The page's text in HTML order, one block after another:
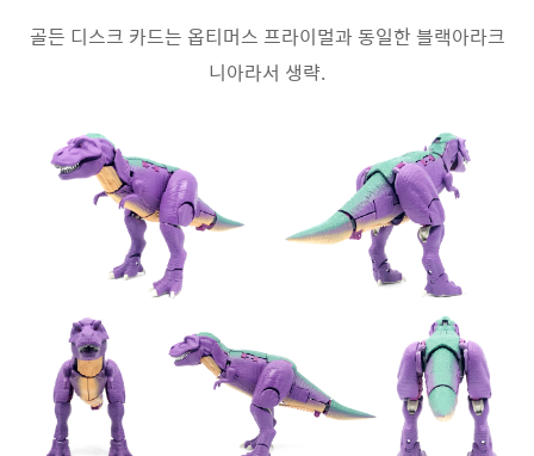
골든 디스크 카드는 옵티머스 프라이멀과 동일한 블랙아라크
니아라서 생략.